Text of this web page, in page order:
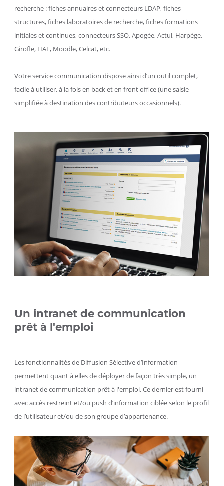
recherche : fiches annuaires et connecteurs LDAP, fiches
structures, fiches laboratoires de recherche, fiches formations
initiales et continues, connecteurs SSO, Apogée, Actul, Harpège,
Girofle, HAL, Moodle, Celcat, etc.
Votre service communication dispose ainsi d’un outil complet,
facile à utiliser, à la fois en back et en front office (une saisie
simplifiée à destination des contributeurs occasionnels).
Un intranet de communication
prêt à l'emploi
Les fonctionnalités de Diffusion Sélective d’Information
permettent quant à elles de déployer de façon très simple, un
intranet de communication prêt à l'emploi. Ce dernier est fourni
avec accès restreint et/ou push d’information ciblée selon le profil
de l’utilisateur et/ou de son groupe d’appartenance.